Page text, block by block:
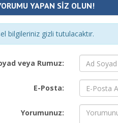
YAPAN SİZ OLUN!
bilgileriniz gizli tutulacaktır.
veya Rumuz:
E-Posta:
Yorumunuz: